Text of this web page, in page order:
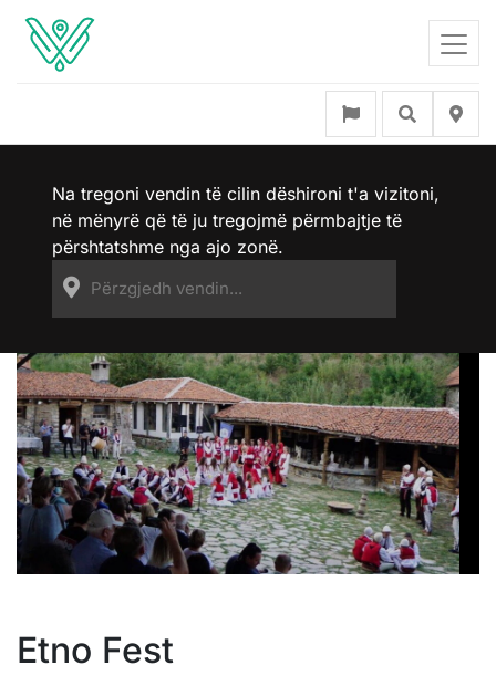
Na tregoni vendin të cilin dëshironi t'a vizitoni,
në mënyrë që të ju tregojmë përmbajtje të
përshtatshme nga ajo zonë.
Etno Fest